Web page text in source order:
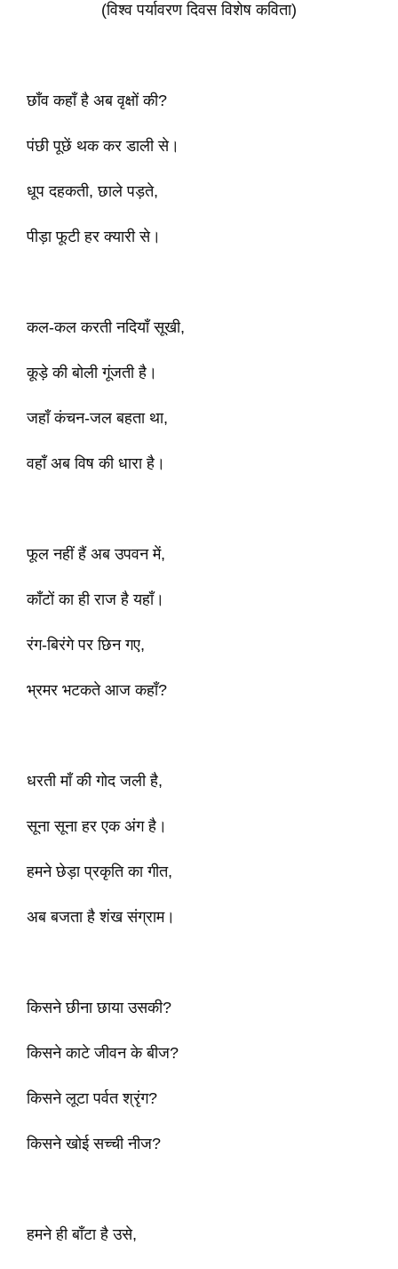
(विश्व पर्यावरण दिवस विशेष कविता)
छाँव कहाँ है अब वृक्षों की?
पंछी पूछें थक कर डाली से।
धूप दहकती, छाले पड़ते,
पीड़ा फूटी हर क्यारी से।
कल-कल करती नदियाँ सूखी,
कूड़े की बोली गूंजती है।
जहाँ कंचन-जल बहता था,
वहाँ अब विष की धारा है।
फूल नहीं हैं अब उपवन में,
काँटों का ही राज है यहाँ।
रंग-बिरंगे पर छिन गए,
भ्रमर भटकते आज कहाँ?
धरती माँ की गोद जली है,
सूना सूना हर एक अंग है।
हमने छेड़ा प्रकृति का गीत,
अब बजता है शंख संग्राम।
किसने छीना छाया उसकी?
किसने काटे जीवन के बीज?
किसने लूटा पर्वत श्रृंग?
किसने खोई सच्ची नीज?
हमने ही बाँटा है उसे,